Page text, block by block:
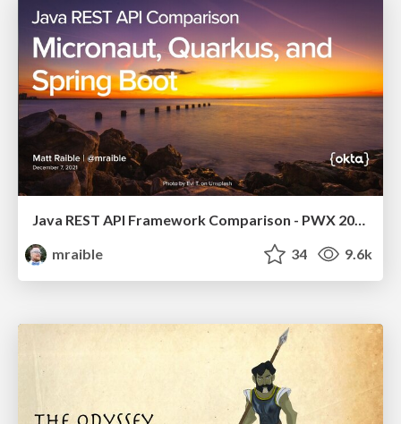
Java REST API Framework Comparison - PWX 2021
mraible
34 9.6k